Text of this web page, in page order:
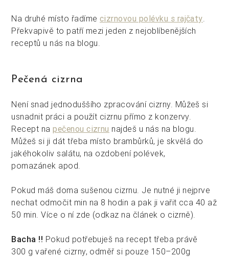
Na druhé místo řadíme cizrnovou polévku s rajčaty.
Překvapivě to patří mezi jeden z nejoblíbenějších
receptů u nás na blogu.
Pečená cizrna
Není snad jednoduššího zpracování cizrny. Můžeš si
usnadnit práci a použít cizrnu přímo z konzervy.
Recept napečenou cizrnu najdeš u nás na blogu.
Můžeš si ji dát třeba místo brambůrků, je skvělá do
jakéhokoliv salátu, na ozdobení polévek,
pomazánek apod.
Pokud máš doma sušenou cizrnu. Je nutné ji nejprve
nechat odmočit min na 8 hodin a pak ji vařit cca 40 až
50 min. Více o ní zde (odkaz na článek o cizrně).
Bacha !! Pokud potřebuješ na recept třeba právě
300 g vařené cizrny, odměř si pouze 150–200g